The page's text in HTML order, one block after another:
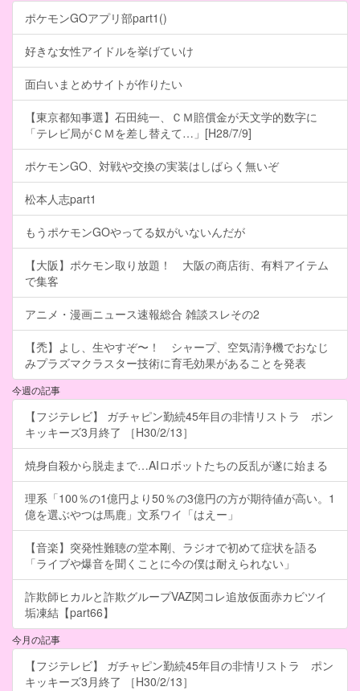
ポケモンGOアプリ部part1()
好きな女性アイドルを挙げていけ
面白いまとめサイトが作りたい
【東京都知事選】石田純一、ＣＭ賠償金が天文学的数字に
「テレビ局がＣＭを差し替えて…」[H28/7/9]
ポケモンGO、対戦や交換の実装はしばらく無いぞ
松本人志part1
もうポケモンGOやってる奴がいないんだが
【大阪】ポケモン取り放題！ 大阪の商店街、有料アイテム
で集客
アニメ・漫画ニュース速報総合 雑談スレその2
【禿】よし、生やすぞ〜！ シャープ、空気清浄機でおなじ
みプラズマクラスター技術に育毛効果があることを発表
今週の記事
【フジテレビ】 ガチャピン勤続45年目の非情リストラ ポン
キッキーズ3月終了 ［H30/2/13］
焼身自殺から脱走まで…AIロボットたちの反乱が遂に始まる
理系「100％の1億円より50％の3億円の方が期待値が高い。1
億を選ぶやつは馬鹿」文系ワイ「はえー」
【音楽】突発性難聴の堂本剛、ラジオで初めて症状を語る
「ライブや爆音を聞くことに今の僕は耐えられない」
詐欺師ヒカルと詐欺グループVAZ関コレ追放仮面赤カビツイ
垢凍結【part66】
今月の記事
【フジテレビ】 ガチャピン勤続45年目の非情リストラ ポン
キッキーズ3月終了 ［H30/2/13］